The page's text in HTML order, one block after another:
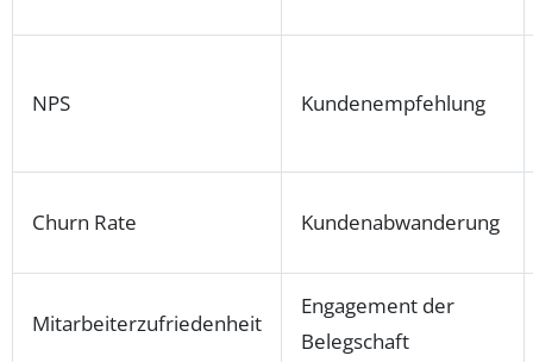
NPS Kundenempfehlung
Churn Rate Kundenabwanderung
Mitarbeiterzufriedenheit
Engagement der
Belegschaft